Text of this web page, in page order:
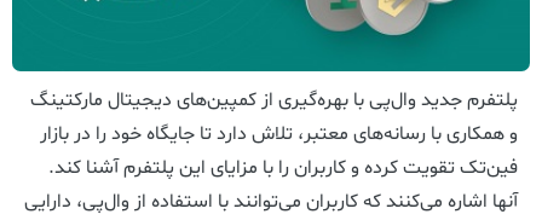
پلتفرم جدید وال‌پی با بهره‌گیری از کمپین‌های دیجیتال مارکتینگ
و همکاری با رسانه‌های معتبر، تلاش دارد تا جایگاه خود را در بازار
فین‌تک تقویت کرده و کاربران را با مزایای این پلتفرم آشنا کند.
آنها اشاره می‌کنند که کاربران می‌توانند با استفاده از وال‌پی، دارایی